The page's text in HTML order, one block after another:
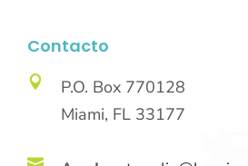
Contacto

P.O. Box 770128
Miami, FL 33177